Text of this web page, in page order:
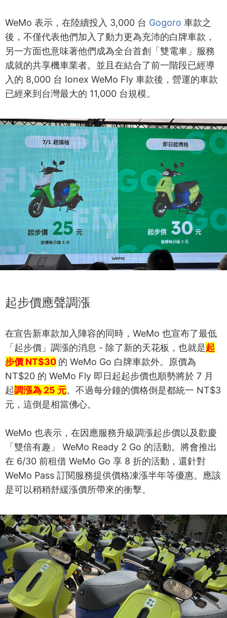
WeMo 表示，在陸續投入 3,000 台 Gogoro 車款之
後，不僅代表他們加入了動力更為充沛的白牌車款，
另一方面也意味著他們成為全台首創「雙電車」服務
成就的共享機車業者。並且在結合了前一階段已經導
入的 8,000 台 Ionex WeMo Fly 車款後，營運的車款
已經來到台灣最大的 11,000 台規模。
起步價應聲調漲
在宣告新車款加入陣容的同時，WeMo 也宣布了最低
「起步價」調漲的消息 - 除了新的天花板，也就是起
步價 NT$30 的 WeMo Go 白牌車款外。原價為
NT$20 的 WeMo Fly 即日起起步價也順勢將於 7 月
起調漲為 25 元。不過每分鐘的價格倒是都統一 NT$3
元，這倒是相當佛心。
WeMo 也表示，在因應服務升級調漲起步價以及歡慶
「雙倍有趣」 WeMo Ready 2 Go 的活動。將會推出
在 6/30 前租借 WeMo Go 享 8 折的活動，還針對
WeMo Pass 訂閱服務提供價格凍漲半年等優惠。應該
是可以稍稍舒緩漲價所帶來的衝擊。